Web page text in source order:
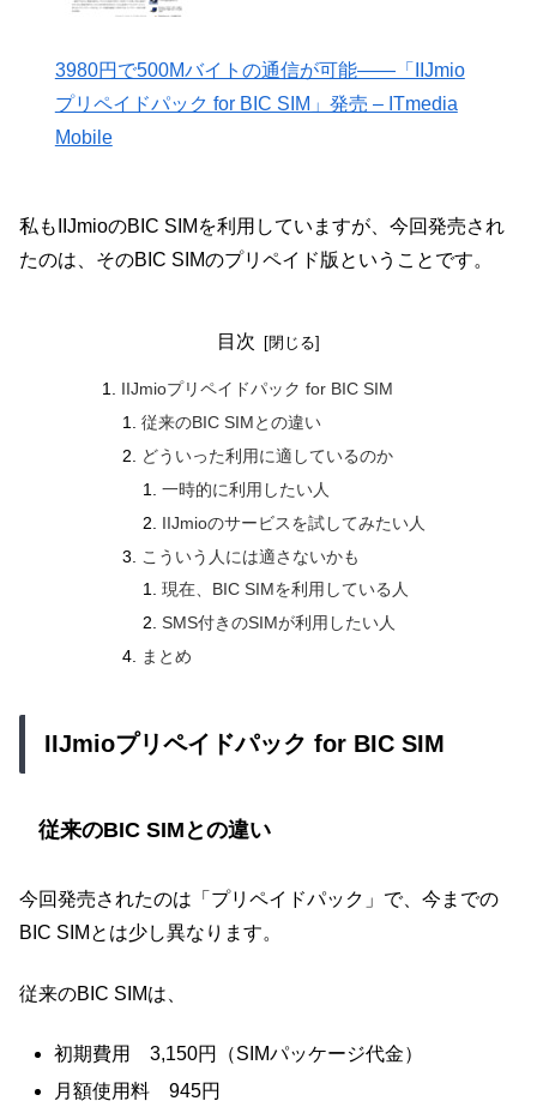
3980円で500Mバイトの通信が可能――「IIJmio
プリペイドパック for BIC SIM」発売 – ITmedia
Mobile
私もIIJmioのBIC SIMを利用していますが、今回発売され
たのは、そのBIC SIMのプリペイド版ということです。
目次
IIJmioプリペイドパック for BIC SIM
従来のBIC SIMとの違い
どういった利用に適しているのか
一時的に利用したい人
IIJmioのサービスを試してみたい人
こういう人には適さないかも
現在、BIC SIMを利用している人
SMS付きのSIMが利用したい人
まとめ
IIJmioプリペイドパック for BIC SIM
従来のBIC SIMとの違い
今回発売されたのは「プリペイドパック」で、今までの
BIC SIMとは少し異なります。
従来のBIC SIMは、
初期費用 3,150円（SIMパッケージ代金）
月額使用料 945円